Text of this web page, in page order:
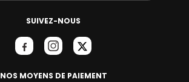
SUIVEZ-NOUS
NOS MOYENS DE PAIEMENT